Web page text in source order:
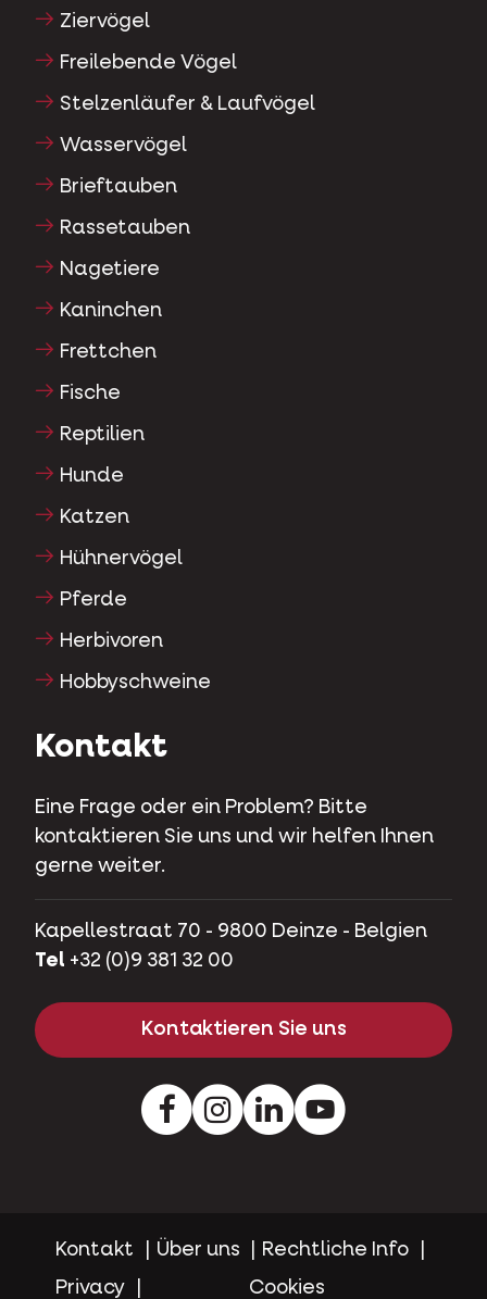
Ziervögel
Freilebende Vögel
Stelzenläufer & Laufvögel
Wasservögel
Brieftauben
Rassetauben
Nagetiere
Kaninchen
Frettchen
Fische
Reptilien
Hunde
Katzen
Hühnervögel
Pferde
Herbivoren
Hobbyschweine
Kontakt
Eine Frage oder ein Problem? Bitte
kontaktieren Sie uns und wir helfen Ihnen
gerne weiter.
Kapellestraat 70 - 9800 Deinze - Belgien
Tel +32 (0)9 381 32 00
Kontaktieren Sie uns
FacebookInstagramLinkedInYoutube
Kontakt Über uns
Rechtliche Info
Privacy
Cookies